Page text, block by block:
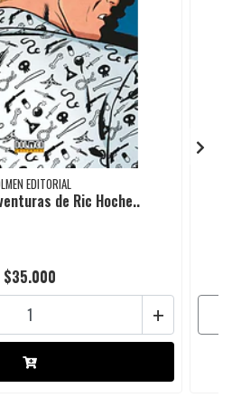
EDITORIAL
de Ric Hoche..
$35.000
+